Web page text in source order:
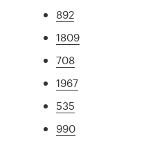
892
1809
708
1967
535
990